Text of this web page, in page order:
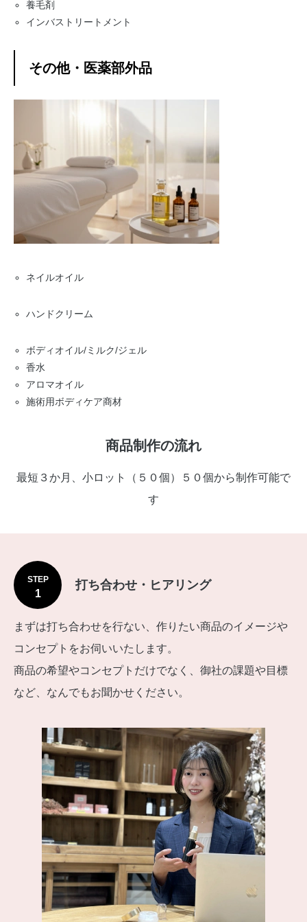
養毛剤
インバストリートメント
その他・医薬部外品
ネイルオイル
ハンドクリーム
ボディオイル/ミルク/ジェル
香水
アロマオイル
施術用ボディケア商材
商品制作の流れ
最短３か月、小ロット（５０個）５０個から制作可能で
す
STEP
1
打ち合わせ・ヒアリング
まずは打ち合わせを行ない、作りたい商品のイメージや
コンセプトをお伺いいたします。
商品の希望やコンセプトだけでなく、御社の課題や目標
など、なんでもお聞かせください。